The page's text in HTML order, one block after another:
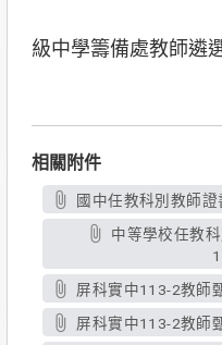
級中學籌備處教師遴
相關附件
國中任教科別教師
屏科實中113-2教師
屏科實中113-2教師